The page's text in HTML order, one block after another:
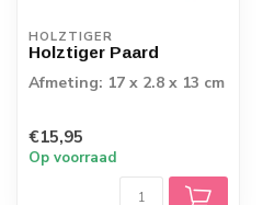
HOLZTIGER
Holztiger Paard
Afmeting: 17 x 2.8 x 13 cm
€15,95
Op voorraad